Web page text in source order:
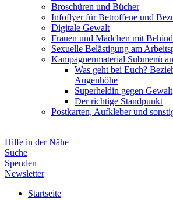
Broschüren und Bücher
Infoflyer für Betroffene und
Digitale Gewalt
Frauen und Mädchen mit
Sexuelle Belästigung am
Kampagnenmaterial Submenü
Was geht bei Euch?
Augenhöhe
Superheldin gegen Gewalt
Der richtige Standpunkt
Postkarten, Aufkleber und
Hilfe in der Nähe
Suche
Spenden
Newsletter
Startseite